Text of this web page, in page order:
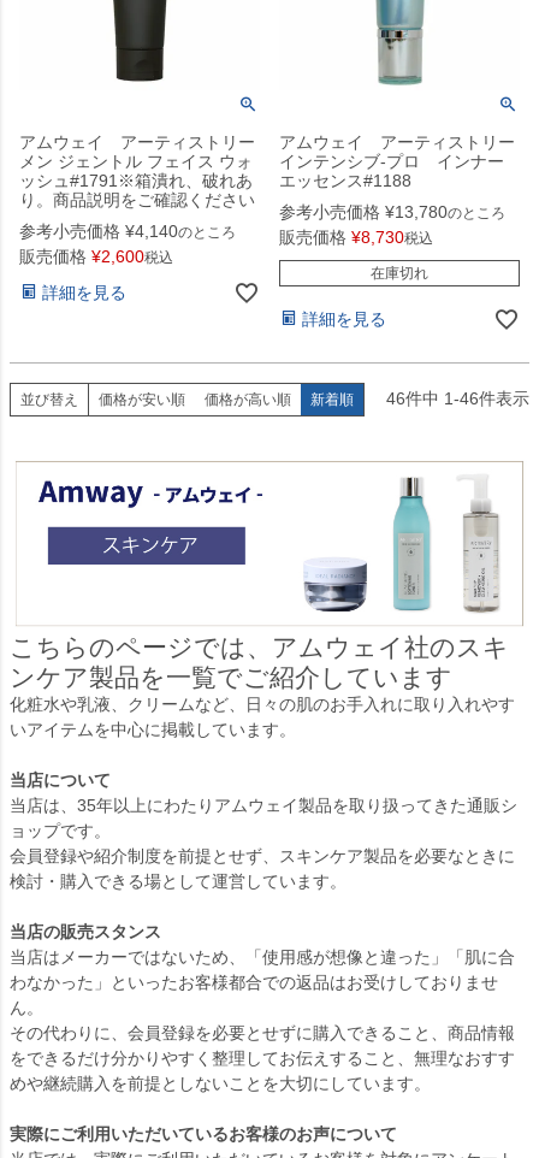
アムウェイ アーティストリー
メン ジェントル フェイス ウォ
ッシュ#1791※箱潰れ、破れあ
り。商品説明をご確認ください
参考小売価格 ¥4,140のところ
販売価格 ¥2,600税込
詳細を見る
アムウェイ アーティストリー
インテンシブ-プロ インナー
エッセンス#1188
参考小売価格 ¥13,780のところ
販売価格 ¥8,730税込
在庫切れ
詳細を見る
並び替え 価格が安い順 価格が高い順 新着順 46件中 1-46件表示
こちらのページでは、アムウェイ社のスキ
ンケア製品を一覧でご紹介しています
化粧水や乳液、クリームなど、日々の肌のお手入れに取り入れやす
いアイテムを中心に掲載しています。
当店について
当店は、35年以上にわたりアムウェイ製品を取り扱ってきた通販シ
ョップです。
会員登録や紹介制度を前提とせず、スキンケア製品を必要なときに
検討・購入できる場として運営しています。
当店の販売スタンス
当店はメーカーではないため、「使用感が想像と違った」「肌に合
わなかった」といったお客様都合での返品はお受けしておりませ
ん。
その代わりに、会員登録を必要とせずに購入できること、商品情報
をできるだけ分かりやすく整理してお伝えすること、無理なおすす
めや継続購入を前提としないことを大切にしています。
実際にご利用いただいているお客様のお声について